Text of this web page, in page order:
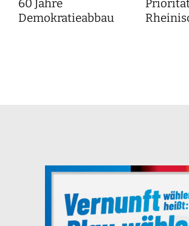
60 Jahre
Demokratieabbau